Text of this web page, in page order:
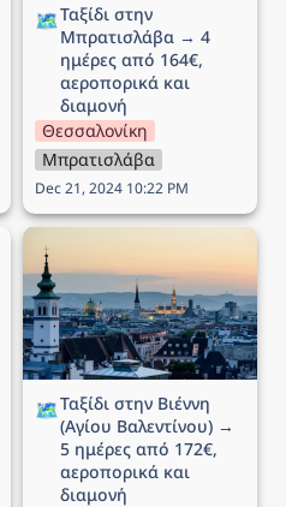
🗺️Ταξίδι στην
Μπρατισλάβα → 4
ημέρες από 164€,
αεροπορικά και
διαμονή
Θεσσαλονίκη
Μπρατισλάβα
Dec 21, 2024 10:22 PM
Ταξίδι στην Βιέννη (Αγίου
Βαλεντίνου) → 5 ημέρες
από 172€, αεροπορικά
και διαμονή
🗺️Ταξίδι στην Βιέννη
(Αγίου Βαλεντίνου) →
5 ημέρες από 172€,
αεροπορικά και
διαμονή